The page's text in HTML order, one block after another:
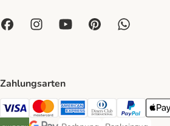
Zahlungsarten
Visa Payment Method
Mastercard Payment Method
American Express Payment
Diners Club
PayPalApple